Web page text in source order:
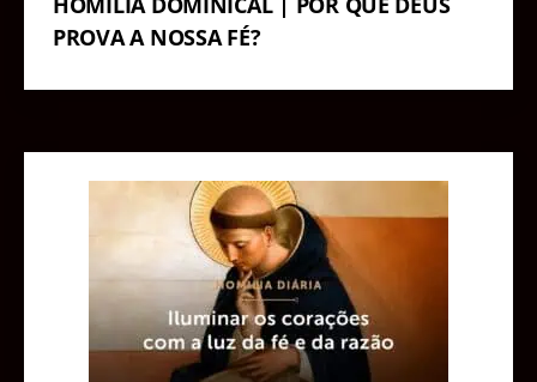
PROVA A NOSSA FÉ?